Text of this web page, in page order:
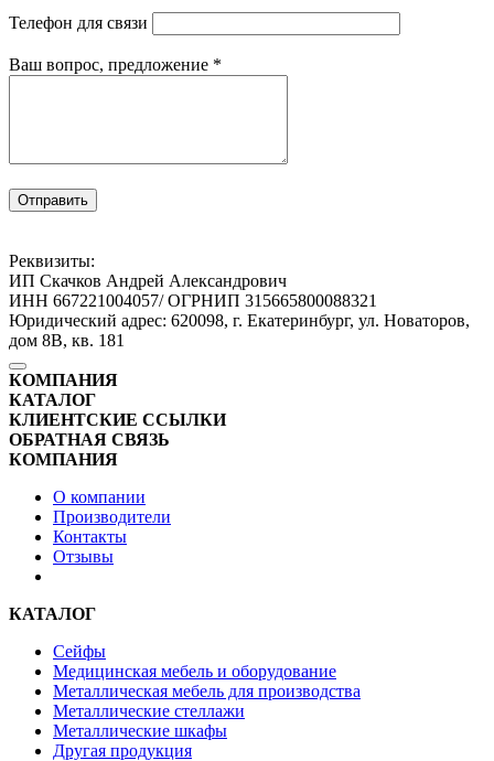
Телефон для связи
Ваш вопрос, предложение *
Отправить
Реквизиты:
ИП Скачков Андрей Александрович
ИНН 667221004057/ ОГРНИП 315665800088321
Юридический адрес: 620098, г. Екатеринбург, ул. Новаторов,
дом 8В, кв. 181
КОМПАНИЯ
КАТАЛОГ
КЛИЕНТСКИЕ ССЫЛКИ
ОБРАТНАЯ СВЯЗЬ
КОМПАНИЯ
О компании
Производители
Контакты
Отзывы
КАТАЛОГ
Сейфы
Медицинская мебель и оборудование
Металлическая мебель для производства
Металлические стеллажи
Металлические шкафы
Другая продукция